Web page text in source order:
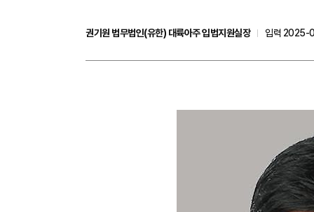
권기원 법무법인(유한) 대륙아주 입법지원실장
입력 2025-